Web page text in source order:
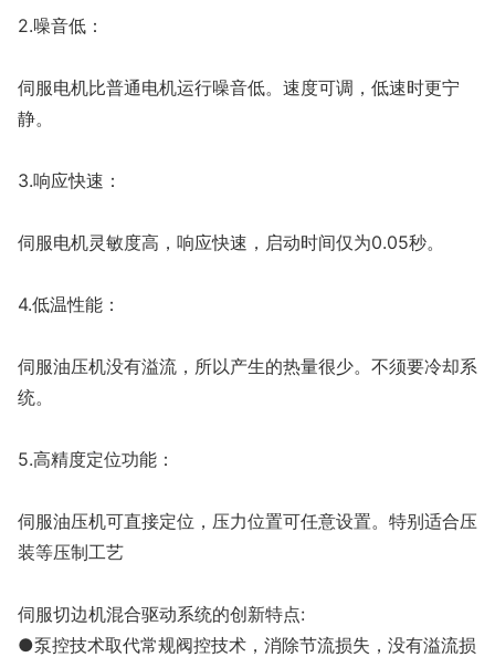
2.噪音低：
伺服电机比普通电机运行噪音低。速度可调，低速时更宁
静。
3.响应快速：
伺服电机灵敏度高，响应快速，启动时间仅为0.05秒。
4.低温性能：
伺服油压机没有溢流，所以产生的热量很少。不须要冷却系
统。
5.高精度定位功能：
伺服油压机可直接定位，压力位置可任意设置。特别适合压
装等压制工艺
伺服切边机混合驱动系统的创新特点:
●泵控技术取代常规阀控技术，消除节流损失，没有溢流损